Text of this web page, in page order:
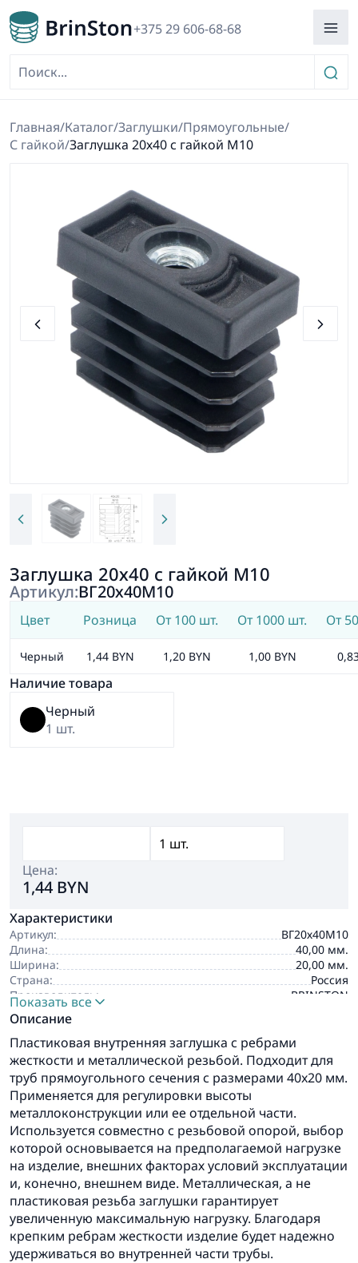
+375 29 606-68-68
Главная/Каталог/Заглушки/Прямоугольные/
С гайкой/Заглушка 20х40 с гайкой М10
Заглушка 20х40 с гайкой М10
Артикул:ВГ20х40М10
Цвет Розница От 100 шт. От 1000 шт. От
Черный 1,44 BYN 1,20 BYN 1,00 BYN
Наличие товара
Черный
1 шт.
Цена:
1,44 BYN
Характеристики
Артикул:
ВГ20х40М10
Длина:
40,00 мм.
Ширина:
20,00 мм.
Страна:
Россия
Производитель:
BRINSTON
Показать все
Описание
Пластиковая внутренняя заглушка с ребрами
жесткости и металлической резьбой. Подходит для
труб прямоугольного сечения с размерами 40x20 мм.
Применяется для регулировки высоты
металлоконструкции или ее отдельной части.
Используется совместно с резьбовой опорой, выбор
которой основывается на предполагаемой нагрузке
на изделие, внешних факторах условий эксплуатации
и, конечно, внешнем виде. Металлическая, а не
пластиковая резьба заглушки гарантирует
увеличенную максимальную нагрузку. Благодаря
крепким ребрам жесткости изделие будет надежно
удерживаться во внутренней части трубы.